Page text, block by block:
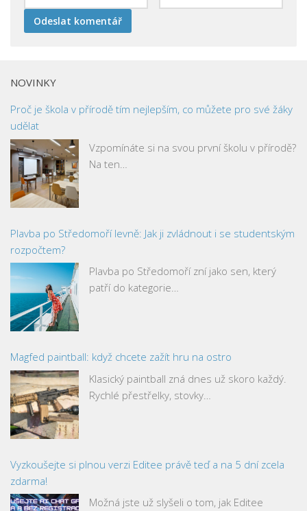
NOVINKY
Proč je škola v přírodě tím nejlepším, co můžete pro své žáky
udělat
Vzpomínáte si na svou první školu v přírodě?
Na ten…
Plavba po Středomoří levně: Jak ji zvládnout i se studentským
rozpočtem?
Plavba po Středomoří zní jako sen, který
patří do kategorie…
Magfed paintball: když chcete zažít hru na ostro
Klasický paintball zná dnes už skoro každý.
Rychlé přestřelky, stovky…
Vyzkoušejte si plnou verzi Editee právě teď a na 5 dní zcela
zdarma!
Možná jste už slyšeli o tom, jak Editee